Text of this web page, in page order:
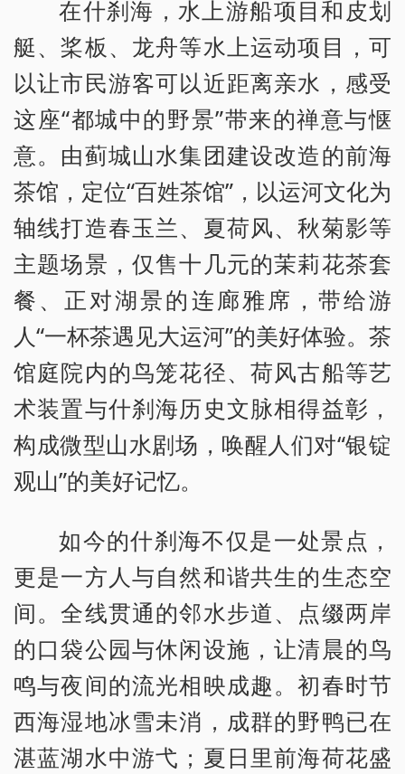
在什刹海，水上游船项目和皮划
艇、桨板、龙舟等水上运动项目，可
以让市民游客可以近距离亲水，感受
这座“都城中的野景”带来的禅意与惬
意。由蓟城山水集团建设改造的前海
茶馆，定位“百姓茶馆”，以运河文化为
轴线打造春玉兰、夏荷风、秋菊影等
主题场景，仅售十几元的茉莉花茶套
餐、正对湖景的连廊雅席，带给游
人“一杯茶遇见大运河”的美好体验。茶
馆庭院内的鸟笼花径、荷风古船等艺
术装置与什刹海历史文脉相得益彰，
构成微型山水剧场，唤醒人们对“银锭
观山”的美好记忆。
如今的什刹海不仅是一处景点，
更是一方人与自然和谐共生的生态空
间。全线贯通的邻水步道、点缀两岸
的口袋公园与休闲设施，让清晨的鸟
鸣与夜间的流光相映成趣。初春时节
西海湿地冰雪未消，成群的野鸭已在
湛蓝湖水中游弋；夏日里前海荷花盛